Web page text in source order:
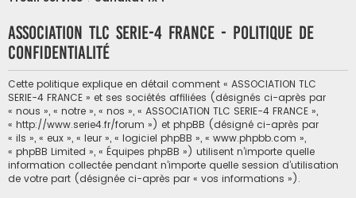
ASSOCIATION TLC SERIE-4 FRANCE - Politique de
confidentialité
Cette politique explique en détail comment « ASSOCIATION TLC
SERIE-4 FRANCE » et ses sociétés affiliées (désignés ci-après par
« nous », « notre », « nos », « ASSOCIATION TLC SERIE-4 FRANCE »,
« http://www.serie4.fr/forum ») et phpBB (désigné ci-après par
« ils », « eux », « leur », « logiciel phpBB », « www.phpbb.com »,
« phpBB Limited », « Équipes phpBB ») utilisent n’importe quelle
information collectée pendant n’importe quelle session d’utilisation
de votre part (désignée ci-après par « vos informations »).